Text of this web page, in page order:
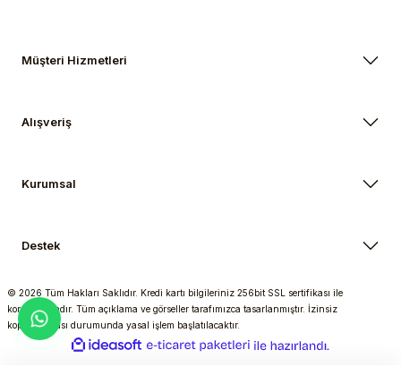
Müşteri Hizmetleri
Alışveriş
Kurumsal
Destek
© 2026 Tüm Hakları Saklıdır. Kredi kartı bilgileriniz 256bit SSL sertifikası ile
korunmaktadır. Tüm açıklama ve görseller tarafımızca tasarlanmıştır. İzinsiz
kopyalanması durumunda yasal işlem başlatılacaktır.
ideasoft
e-